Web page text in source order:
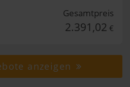
Gesamtpreis
2.391,02 €
anzeigen